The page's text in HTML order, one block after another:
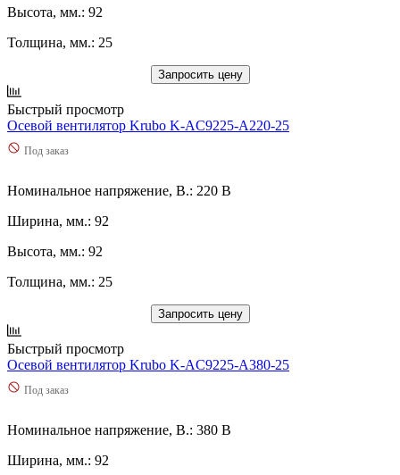
Высота, мм.: 92
Толщина, мм.: 25
Запросить цену
Быстрый просмотр
Осевой вентилятор Krubo K-AC9225-A220-25
Под заказ
Номинальное напряжение, В.: 220 В
Ширина, мм.: 92
Высота, мм.: 92
Толщина, мм.: 25
Запросить цену
Быстрый просмотр
Осевой вентилятор Krubo K-AC9225-A380-25
Под заказ
Номинальное напряжение, В.: 380 В
Ширина, мм.: 92